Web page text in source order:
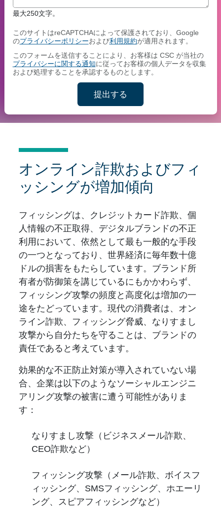
最大250文字。
このサイトはreCAPTCHAによって保護されており、Google
のプライバシーポリシーおよび利用規約が適用されます。
このフォームを送信することにより、お客様は CSC が当社の
プライバシーに関する通知に従ってお客様の個人データを収集
および処理することを承認するものとします。
提出する
連絡先情報を送信してくださ
オンライン詐欺およびフィ
ッシングが増加傾向
フィッシングは、クレジットカード詐欺、個
人情報の不正取得、デジタルブランドの不正
利用において、依然として最も一般的な手段
の一つとなっており、世界経済に毎年数十億
ドルの損害をもたらしています。ブランド所
有者が防御策を講じているにもかかわらず、
フィッシング攻撃の頻度と高度化は増加の一
途をたどっています。現代の消費者は、オン
ライン詐欺、フィッシング脅威、なりすまし
攻撃から自分たちを守ることは、ブランドの
責任であると考えています。
効果的な不正防止対策が導入されていない場
合、企業は以下のようなソーシャルエンジニ
アリング攻撃の被害に遭う可能性がありま
す：
なりすまし攻撃（ビジネスメール詐欺、
CEO詐欺など）
フィッシング攻撃（メール詐欺、ボイスフ
ィッシング、SMSフィッシング、ホエーリ
ング、スピアフィッシングなど）